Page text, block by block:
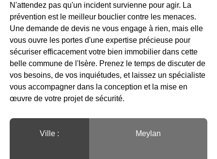
N'attendez pas qu'un incident survienne pour agir. La
prévention est le meilleur bouclier contre les menaces.
Une demande de devis ne vous engage à rien, mais elle
vous ouvre les portes d'une expertise précieuse pour
sécuriser efficacement votre bien immobilier dans cette
belle commune de l'Isère. Prenez le temps de discuter de
vos besoins, de vos inquiétudes, et laissez un spécialiste
vous accompagner dans la conception et la mise en
œuvre de votre projet de sécurité.
Ville :️ Meylan